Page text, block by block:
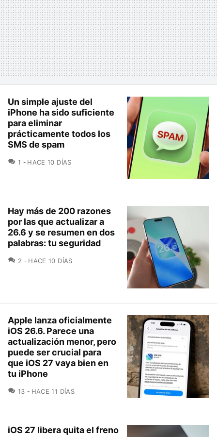
Un simple ajuste del
iPhone ha sido suficiente
para eliminar
prácticamente todos los
SMS de spam
1 COMENTARIOS
HACE 10 DÍAS
Hay más de 200 razones
por las que actualizar a
26.6 y se resumen en dos
palabras: tu seguridad
2 COMENTARIOS
HACE 10 DÍAS
Apple lanza oficialmente
iOS 26.6. Parece una
actualización menor, pero
puede ser crucial para
que iOS 27 vaya bien en
tu iPhone
13 COMENTARIOS
HACE 11 DÍAS
iOS 27 libera quita el freno